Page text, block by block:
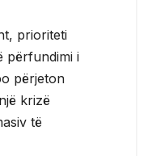
prioriteti
përfundimi i
përjeton
krizë
të